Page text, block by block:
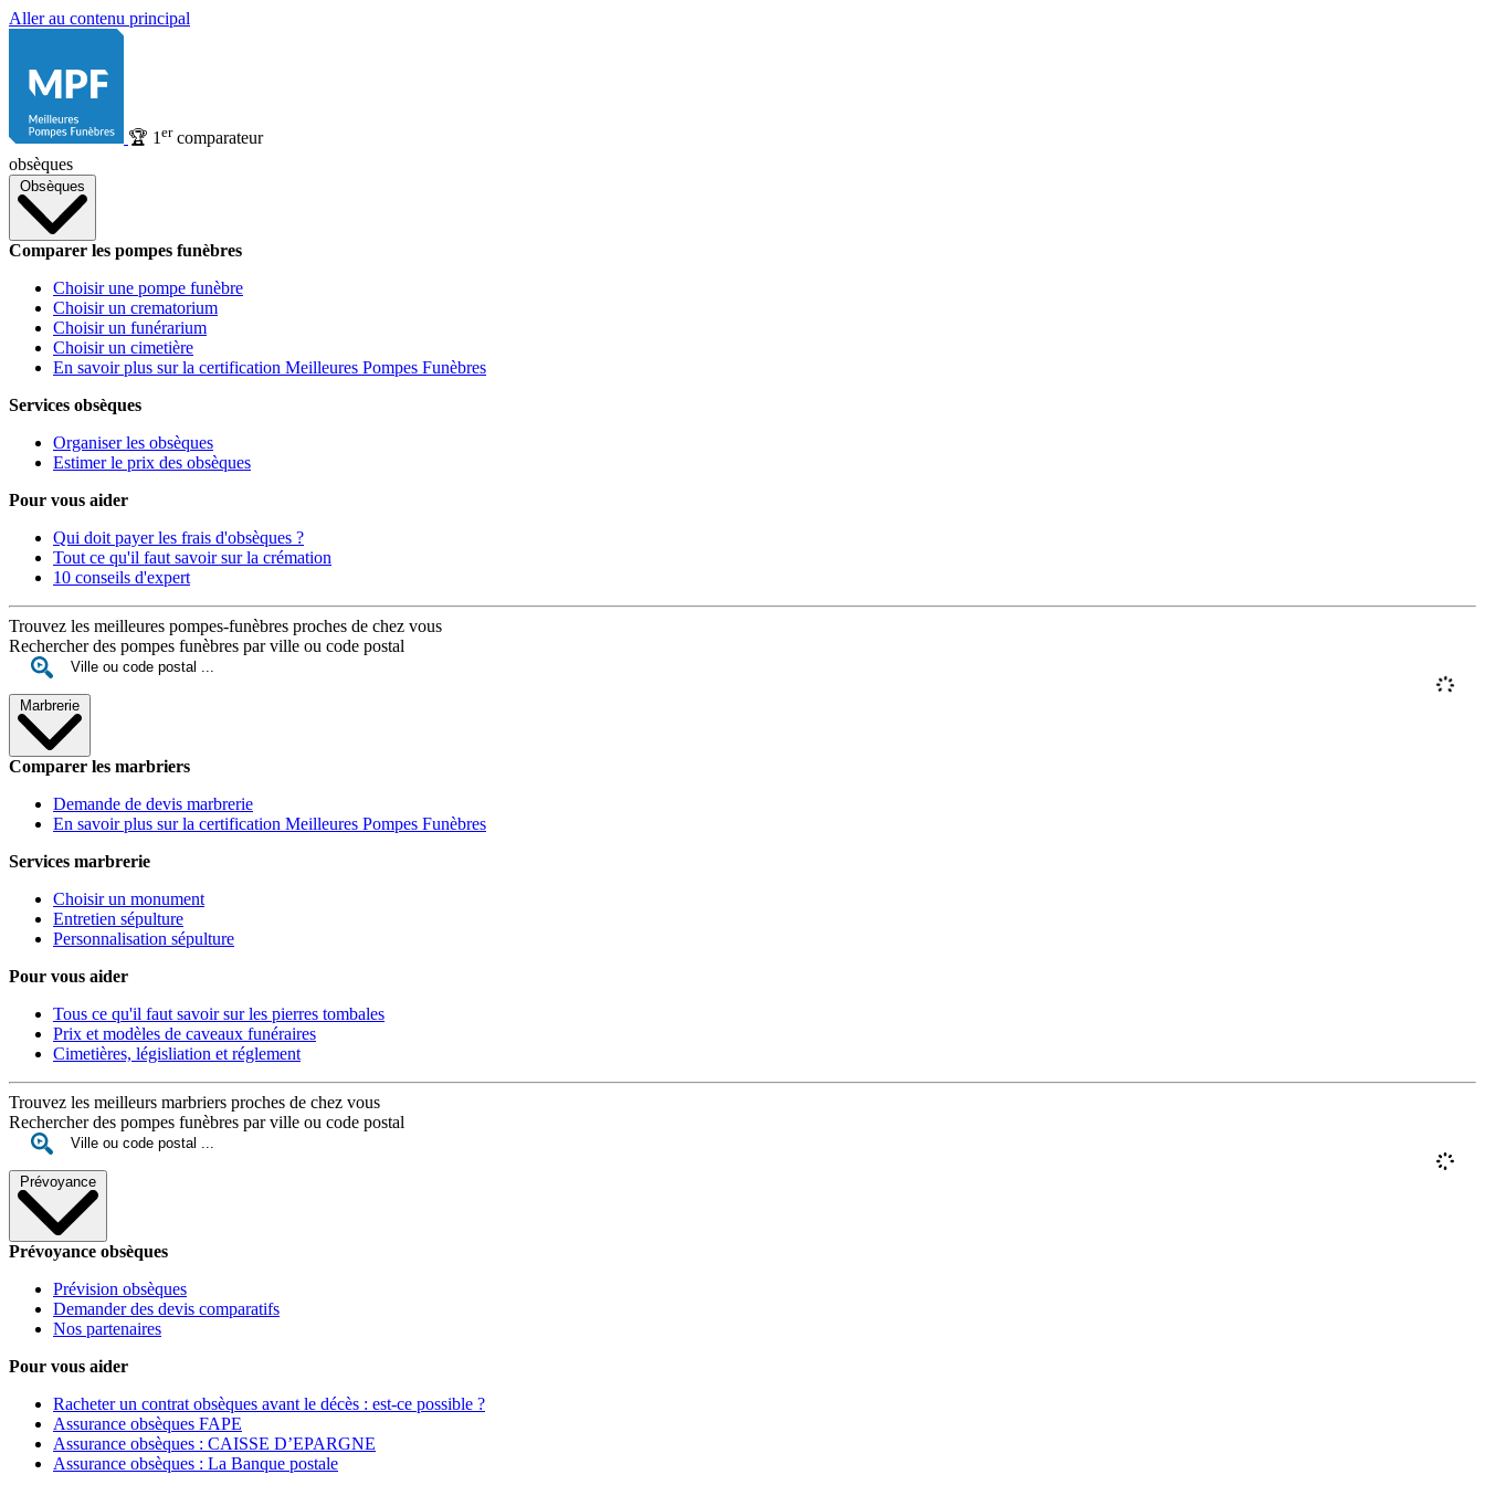
Aller au contenu principal
🏆 1 ercomparateur
obsèques
Obsèques
Comparer les pompes funèbres
Choisir une pompe funèbre
Choisir un crematorium
Choisir un funérarium
Choisir un cimetière
En savoir plus sur la certification Meilleures Pompes Funèbres
Services obsèques
Organiser les obsèques
Estimer le prix des obsèques
Pour vous aider
Qui doit payer les frais d'obsèques ?
Tout ce qu'il faut savoir sur la crémation
10 conseils d'expert
Trouvez les meilleures pompes-funèbres proches de chez vous
Rechercher des pompes funèbres par ville ou code postal
Marbrerie
Comparer les marbriers
Demande de devis marbrerie
En savoir plus sur la certification Meilleures Pompes Funèbres
Services marbrerie
Choisir un monument
Entretien sépulture
Personnalisation sépulture
Pour vous aider
Tous ce qu'il faut savoir sur les pierres tombales
Prix et modèles de caveaux funéraires
Cimetières, législiation et réglement
Trouvez les meilleurs marbriers proches de chez vous
Rechercher des pompes funèbres par ville ou code postal
Prévoyance
Prévoyance obsèques
Prévision obsèques
Demander des devis comparatifs
Nos partenaires
Pour vous aider
Racheter un contrat obsèques avant le décès : est-ce possible ?
Assurance obsèques FAPE
Assurance obsèques : CAISSE D’EPARGNE
Assurance obsèques : La Banque postale